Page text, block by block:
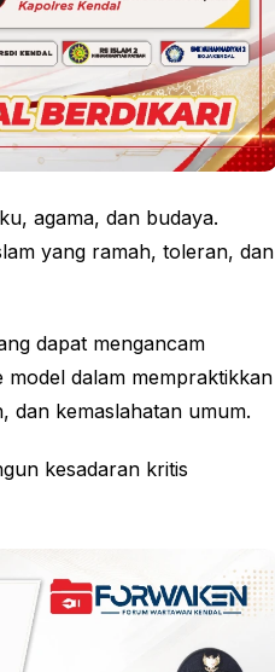
agama, dan budaya.
yang ramah, toleran, dan
dapat mengancam
dalam mempraktikkan
dan kemaslahatan umum.
kesadaran kritis